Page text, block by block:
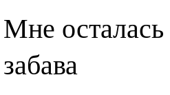
Мне
забава